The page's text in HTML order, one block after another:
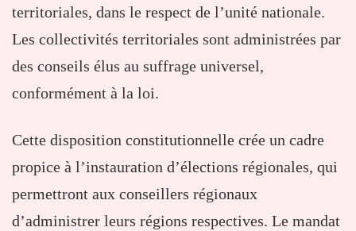
territoriales, dans le respect de l’unité nationale.
Les collectivités territoriales sont administrées par
des conseils élus au suffrage universel,
conformément à la loi.
Cette disposition constitutionnelle crée un cadre
propice à l’instauration d’élections régionales, qui
permettront aux conseillers régionaux
d’administrer leurs régions respectives. Le mandat